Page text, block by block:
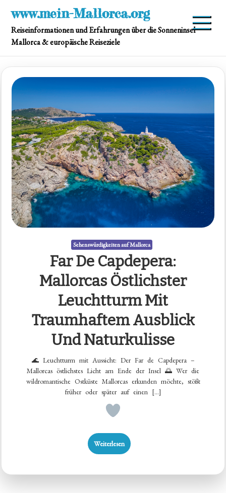
content
www.mein-Mallorca.org
Reiseinformationen und Erfahrungen über die Sonneninsel
Mallorca & europäische Reiseziele
Sehenswürdigkeiten auf Mallorca
Far De Capdepera:
Mallorcas Östlichster
Leuchtturm Mit
Traumhaftem Ausblick
Und Naturkulisse
🌊 Leuchtturm mit Aussicht: Der Far de Capdepera –
Mallorcas östlichstes Licht am Ende der Insel 🌅 Wer die
wildromantische Ostküste Mallorcas erkunden möchte, stößt
früher oder später auf einen […]
Weiterlesen